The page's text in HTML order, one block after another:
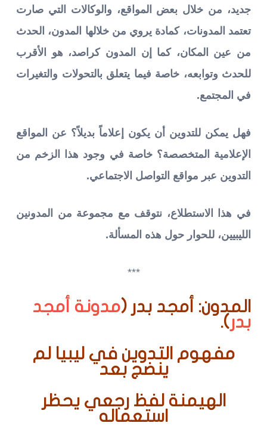
جديد، من خلال بعض المواقع، والوكالات التي صارت
تعتمد المدونات، كمادة يروي من خلالها المدون، الحدث
من عين المكان، كما إن المدون كراصد، هو الأقرب
للحدث وتوابعه، خاصة فيما يتعلق بالتحولات والتغيرات
في المجتمع.
فهل يمكن للتدوين أن يكون إعلاماً بديلاً؟ عن المواقع
الإعلامية المتخصصة؟ خاصة في وجود هذا الزخم من
التدوين عبر مواقع التواصل الاجتماعي.
في هذا الاستطلاع، نتوقف مع مجموعة من المدونين
الليبيين، للحوار حول هذه المسألة.
***
المدون: أمجد بدر (مدونة أمجد
بدر ).
مفهوم التدوين في ليبيا لم
ينضج بعد
الهيمنة لفظ رجعي يحظر
استعماله